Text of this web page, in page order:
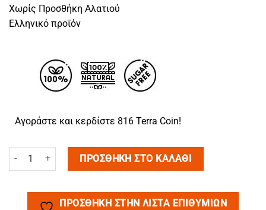
Χωρίς Προσθήκη Αλατιού
Ελληνικό προϊόν
Αγοράστε και κερδίστε 816 Terra Coin!
Bar Box #1 60τμχ ποσότηταΠΡΟΣΘΉΚΗ ΣΤΟ ΚΑΛΆΘΙ
ΠΡΌΣΘΉΚΗ ΣΤΗΝ ΛΊΣΤΑ ΕΠΙΘΥΜΙΏΝ